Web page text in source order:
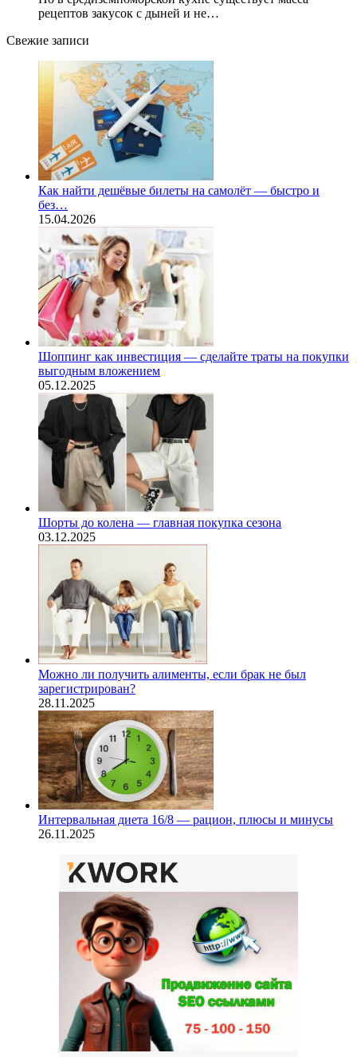
рецептов закусок с дыней и не…
Свежие записи
Как найти дешёвые билеты на самолёт — быстро и
без…
15.04.2026
Шоппинг как инвестиция — сделайте траты на покупки
выгодным вложением
05.12.2025
Шорты до колена — главная покупка сезона
03.12.2025
Можно ли получить алименты, если брак не был
зарегистрирован?
28.11.2025
Интервальная диета 16/8 — рацион, плюсы и минусы
26.11.2025